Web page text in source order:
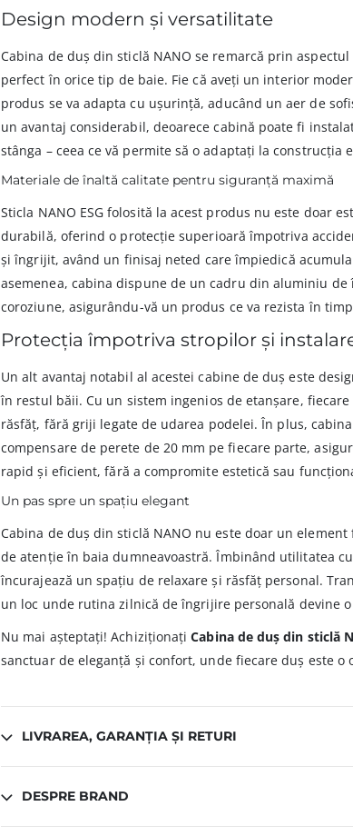
Design modern și versatilitate
Cabina de duș din sticlă NANO se remarcă prin
perfect în orice tip de baie. Fie că aveți un interior
produs se va adapta cu ușurință, aducând un aer de
un avantaj considerabil, deoarece cabină poate fi
stânga – ceea ce vă permite să o adaptați la construcția
Materiale de înaltă calitate pentru siguranță maximă
Sticla NANO ESG folosită la acest produs nu este doar
durabilă, oferind o protecție superioară împotriva
și îngrijit, având un finisaj neted care împiedică
asemenea, cabina dispune de un cadru din aluminiu
coroziune, asigurându-vă un produs ce va rezista în
Protecția împotriva stropilor și
Un alt avantaj notabil al acestei cabine de duș este
în restul băii. Cu un sistem ingenios de etanșare,
răsfăț, fără griji legate de udarea podelei. În plus,
compensare de perete de 20 mm pe fiecare parte,
rapid și eficient, fără a compromite estetică sau
Un pas spre un spațiu elegant
Cabina de duș din sticlă NANO nu este doar un
de atenție în baia dumneavoastră. Îmbinând utilitatea
încurajează un spațiu de relaxare și răsfăț personal.
un loc unde rutina zilnică de îngrijire personală devine
Nu mai așteptați! AchiziționațiCabina de duș din sticlă
sanctuar de eleganță și confort, unde fiecare duș este o
LIVRAREA, GARANȚIA ȘI RETURI
DESPRE BRAND